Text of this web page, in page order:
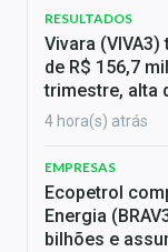
RESULTADOS
Vivara
de R$ 156,7
trimestre, alta
4 hora(s) atrás
EMPRESAS
Ecopetrol
Energia
bilhões e